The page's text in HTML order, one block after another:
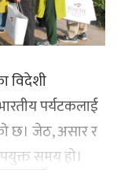
विदेशी
पर्यटकलाई
छ। जेठ, असार र
समय हो।